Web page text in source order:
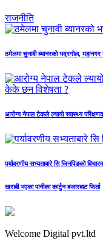
राजनीति
ठमेलमा चुनावी ब्यानरको भद्रगोल, महानगर
आरोग्य नेपाल टेकले ल्यायो स्वास्थ्य
पर्यावरणीय सभ्यताबारे सि जिनपिङको
खराबी भएका पानीका कार्टुन बजारबाट फिर्ता
Welcome Digital pvt.ltd